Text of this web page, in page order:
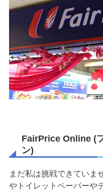
FairPrice Online (
ン)
まだ私は挑戦できていま
やトイレットペーパーや